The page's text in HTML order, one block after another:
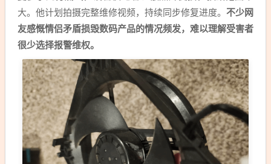
大。他计划拍摄完整维修视频，持续同步修复进度。 不少网
友感慨情侣矛盾损毁数码产品的情况频发，难以理解受害者
很少选择报警维权。